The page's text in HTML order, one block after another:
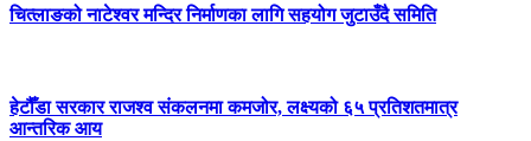
चित्लाङको नाटेश्वर मन्दिर निर्माणका लागि सहयोग जुटाउँदै समिति
हेटौँडा सरकार राजश्व संकलनमा कमजोर, लक्ष्यको ६५ प्रतिशतमात्र
आन्तरिक आय